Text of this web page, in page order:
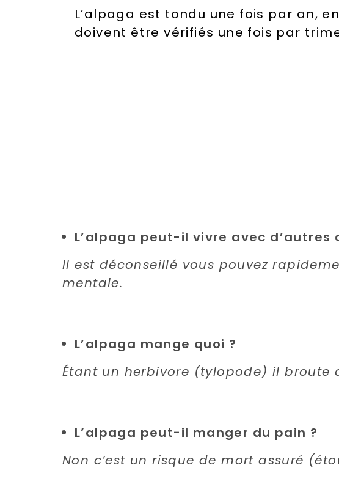
L’alpaga est tondu une fois par an,
doivent être vérifiés une fois par
L’alpaga peut-il vivre avec d’autres
Il est déconseillé vous pouvez
mentale.
L’alpaga mange quoi ?
Étant un herbivore (tylopode) il broute
L’alpaga peut-il manger du pain ?
Non c’est un risque de mort assuré